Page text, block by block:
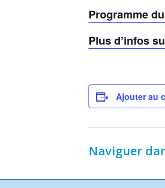
Programme
Plus d’infos
Ajouter au
Naviguer